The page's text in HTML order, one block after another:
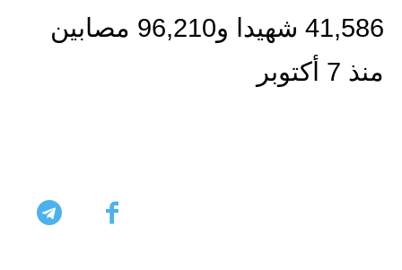
41,586 شهيدا و96,210 مصابين
منذ 7 أكتوبر